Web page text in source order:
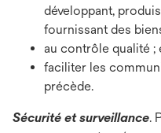
développant,
fournissant des
au contrôle qualité ;
faciliter les
précède.
Sécurité et surveillance.